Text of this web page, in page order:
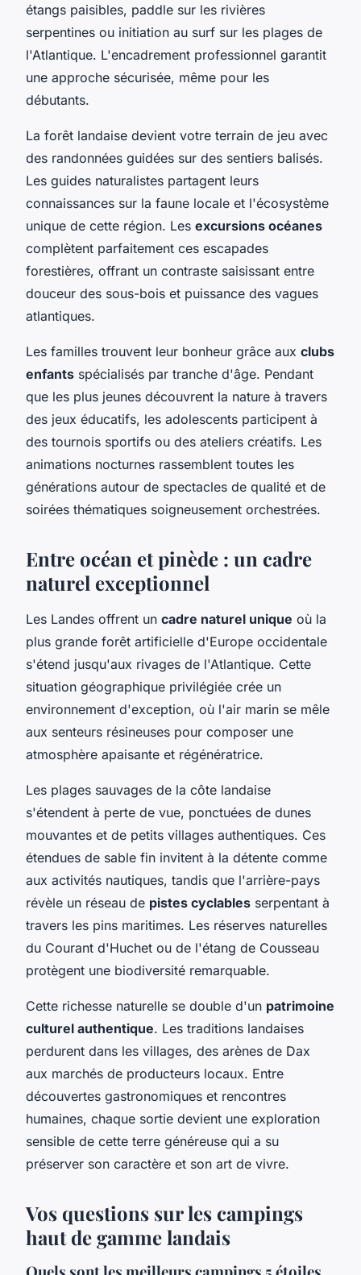
étangs paisibles, paddle sur les rivières
serpentines ou initiation au surf sur les plages de
l'Atlantique. L'encadrement professionnel garantit
une approche sécurisée, même pour les
débutants.
La forêt landaise devient votre terrain de jeu avec
des randonnées guidées sur des sentiers balisés.
Les guides naturalistes partagent leurs
connaissances sur la faune locale et l'écosystème
unique de cette région. Les excursions océanes
complètent parfaitement ces escapades
forestières, offrant un contraste saisissant entre
douceur des sous-bois et puissance des vagues
atlantiques.
Les familles trouvent leur bonheur grâce aux clubs
enfants spécialisés par tranche d'âge. Pendant
que les plus jeunes découvrent la nature à travers
des jeux éducatifs, les adolescents participent à
des tournois sportifs ou des ateliers créatifs. Les
animations nocturnes rassemblent toutes les
générations autour de spectacles de qualité et de
soirées thématiques soigneusement orchestrées.
Entre océan et pinède : un cadre
naturel exceptionnel
Les Landes offrent un cadre naturel unique où la
plus grande forêt artificielle d'Europe occidentale
s'étend jusqu'aux rivages de l'Atlantique. Cette
situation géographique privilégiée crée un
environnement d'exception, où l'air marin se mêle
aux senteurs résineuses pour composer une
atmosphère apaisante et régénératrice.
Les plages sauvages de la côte landaise
s'étendent à perte de vue, ponctuées de dunes
mouvantes et de petits villages authentiques. Ces
étendues de sable fin invitent à la détente comme
aux activités nautiques, tandis que l'arrière-pays
révèle un réseau de pistes cyclables serpentant à
travers les pins maritimes. Les réserves naturelles
du Courant d'Huchet ou de l'étang de Cousseau
protègent une biodiversité remarquable.
Cette richesse naturelle se double d'un patrimoine
culturel authentique. Les traditions landaises
perdurent dans les villages, des arènes de Dax
aux marchés de producteurs locaux. Entre
découvertes gastronomiques et rencontres
humaines, chaque sortie devient une exploration
sensible de cette terre généreuse qui a su
préserver son caractère et son art de vivre.
Vos questions sur les campings
haut de gamme landais